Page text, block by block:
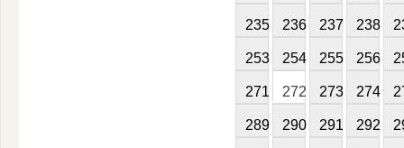
235 236 237 238
253 254 255 256
271 272 273 274
289 290 291 292